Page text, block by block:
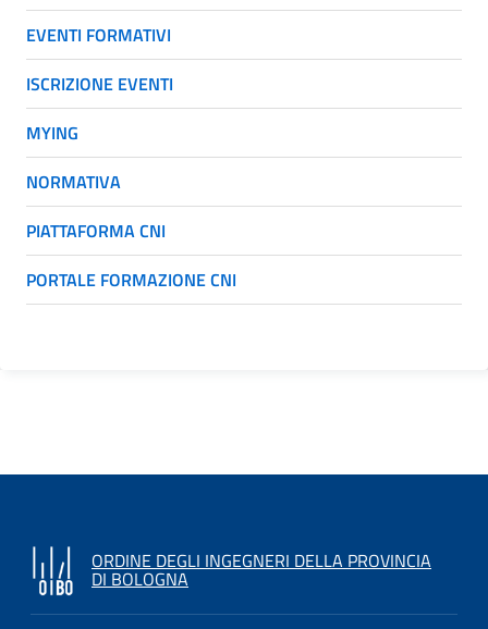
EVENTI FORMATIVI
ISCRIZIONE EVENTI
MYING
NORMATIVA
PIATTAFORMA CNI
PORTALE FORMAZIONE CNI
ORDINE DEGLI INGEGNERI DELLA PROVINCIA
DI BOLOGNA